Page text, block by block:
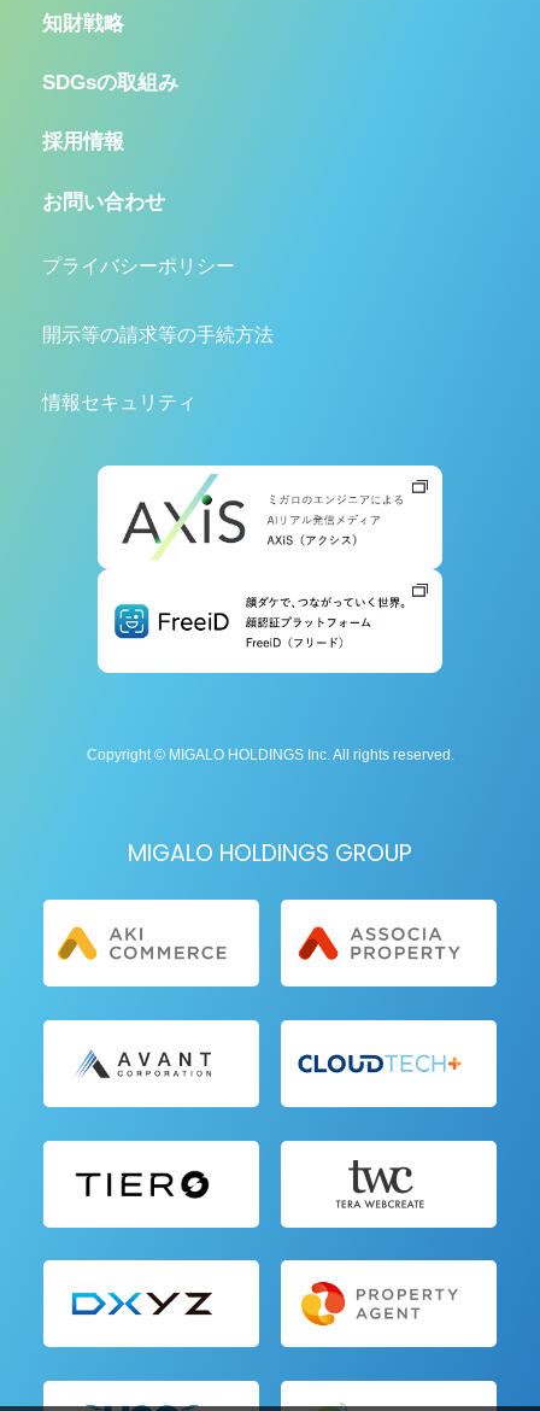
知財戦略
SDGsの取組み
採用情報
お問い合わせ
プライバシーポリシー
開示等の請求等の手続方法
情報セキュリティ
Copyright © MIGALO HOLDINGS Inc. All rights reserved.
MIGALO HOLDINGS GROUP